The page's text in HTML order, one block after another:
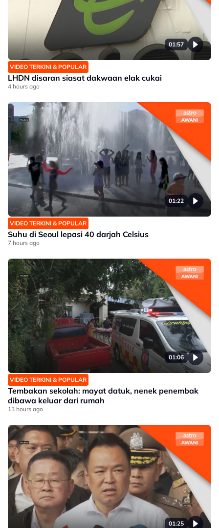
01:57
VIDEO TERKINI & POPULAR
LHDN disaran siasat dakwaan elak cukai
4 hours ago
01:22
VIDEO TERKINI & POPULAR
Suhu di Seoul lepasi 40 darjah Celsius
7 hours ago
01:06
VIDEO TERKINI & POPULAR
Tembakan sekolah: mayat datuk, nenek penembak
dibawa keluar dari rumah
13 hours ago
01:25